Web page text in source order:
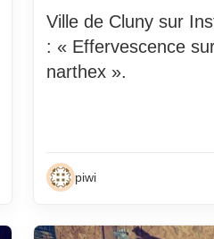
Ville de Cluny sur
: « Effervescence
narthex ».
piwi